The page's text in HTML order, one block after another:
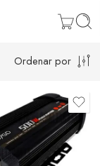
Ordenar por